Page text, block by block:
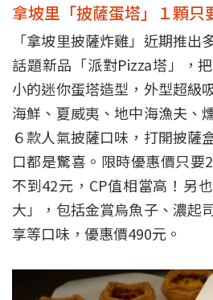
拿坡里「披薩蛋塔」１顆只
「拿坡里披薩炸雞」近期推出
話題新品「派對Pizza塔」，
小的迷你蛋塔造型，外型超級
海鮮、夏威夷、地中海漁夫、
６款人氣披薩口味，打開披薩
口都是驚喜。限時優惠價只要
不到42元，CP值相當高！另
大」，包括金賞烏魚子、濃起
享等口味，優惠價490元。